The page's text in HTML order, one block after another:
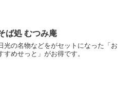
ば処 むつみ庵
光の名物などをがセットになった「お
すめせっと」がお得です。